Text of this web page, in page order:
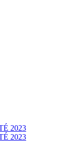
2023
2023